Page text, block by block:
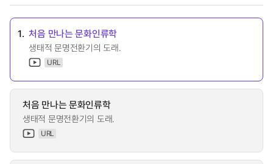
1. 처음 만나는 문화인류학
생태적 문명전환기의 도래.
URL
처음 만나는 문화인류학
생태적 문명전환기의 도래.
URL